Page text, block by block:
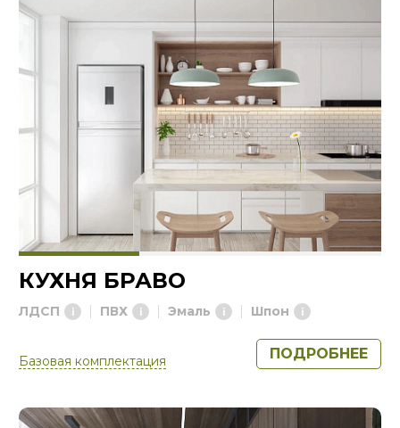
КУХНЯ БРАВО
ЛДСП ПВХ Эмаль Шпон
Базовая комплектация ПОДРОБНЕЕ